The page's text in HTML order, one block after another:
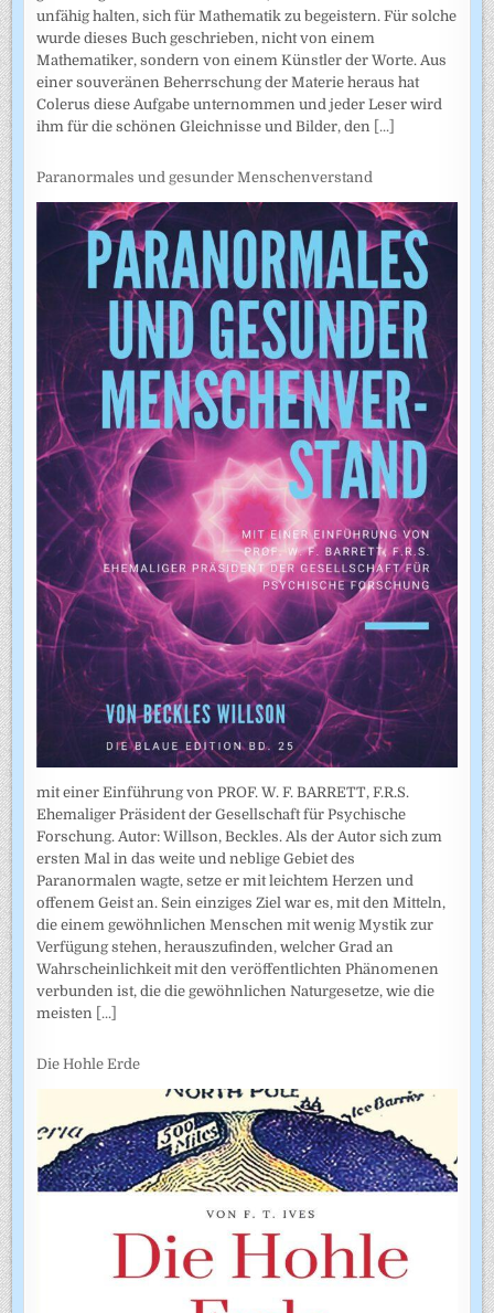
unfähig halten, sich für Mathematik zu begeistern. Für solche
wurde dieses Buch geschrieben, nicht von einem
Mathematiker, sondern von einem Künstler der Worte. Aus
einer souveränen Beherrschung der Materie heraus hat
Colerus diese Aufgabe unternommen und jeder Leser wird
ihm für die schönen Gleichnisse und Bilder, den [...]
Paranormales und gesunder Menschenverstand
mit einer Einführung von PROF. W. F. BARRETT, F.R.S.
Ehemaliger Präsident der Gesellschaft für Psychische
Forschung. Autor: Willson, Beckles. Als der Autor sich zum
ersten Mal in das weite und neblige Gebiet des
Paranormalen wagte, setze er mit leichtem Herzen und
offenem Geist an. Sein einziges Ziel war es, mit den Mitteln,
die einem gewöhnlichen Menschen mit wenig Mystik zur
Verfügung stehen, herauszufinden, welcher Grad an
Wahrscheinlichkeit mit den veröffentlichten Phänomenen
verbunden ist, die die gewöhnlichen Naturgesetze, wie die
meisten [...]
Die Hohle Erde